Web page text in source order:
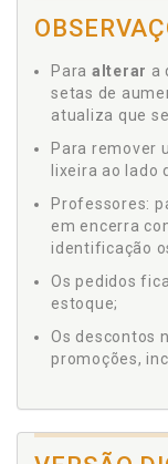
Para alterar a
setas de
atualiza que
Para remover
lixeira ao lado
Professores:
em encerra
identificação
Os pedidos
estoque;
Os descontos
promoções,